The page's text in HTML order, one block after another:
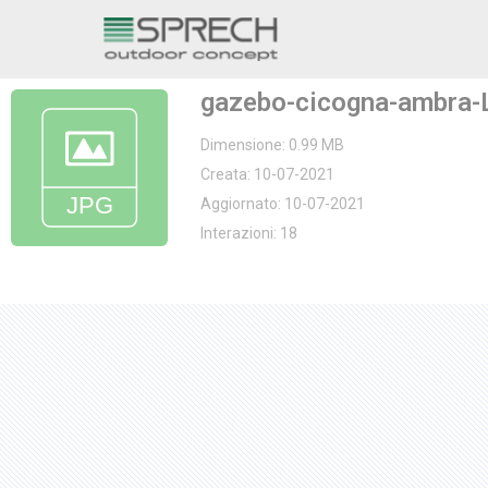
al
contenuto
gazebo-cicogna-ambra-
Dimensione: 0.99 MB
Creata: 10-07-2021
Aggiornato: 10-07-2021
Interazioni: 18